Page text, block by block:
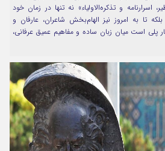
و تذکره‌الاولیاء» نه تنها در زمان خود
تا به امروز نیز الهام‌بخش شاعران، عارفان و
است میان زبان ساده و مفاهیم عمیق عرفانی،